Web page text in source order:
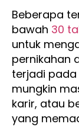
Beberapa
bawah 30
untuk
pernikahan
terjadi pada
mungkin
karir, atau
yang